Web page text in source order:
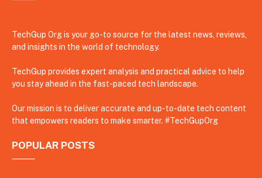
TechGup Org is your go-to source for the latest news, reviews,
and insights in the world of technology.
TechGup provides expert analysis and practical advice to help
you stay ahead in the fast-paced tech landscape.
Our mission is to deliver accurate and up-to-date tech content
that empowers readers to make smarter. #TechGupOrg
POPULAR POSTS